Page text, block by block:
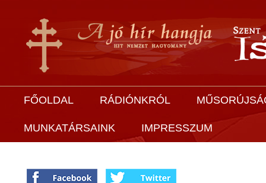
FŐOLDAL RÁDIÓNKRÓL
MUNKATÁRSAINK IMPRESSZUM